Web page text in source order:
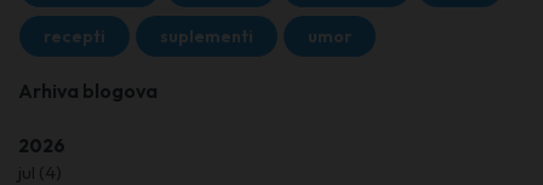
Arhiva blogova
2026
jul (4)
recepti suplementi umor